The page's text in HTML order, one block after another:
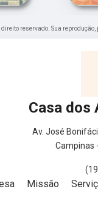
direito reservado. Sua
Casa dos
Av. José
Campinas
Missão